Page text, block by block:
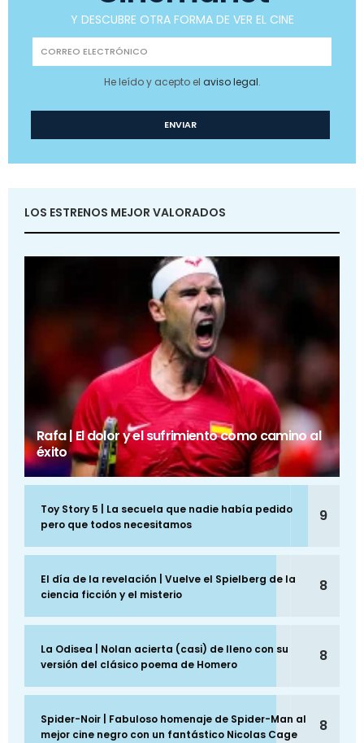
Y DESCUBRE OTRA FORMA DE VER EL CINE
He leído y acepto el aviso legal.
LOS ESTRENOS MEJOR VALORADOS
Rafa | El dolor y el sufrimiento como camino al
éxito
Toy Story 5 | La secuela que nadie había pedido
pero que todos necesitamos
9
El día de la revelación | Vuelve el Spielberg de la
ciencia ficción y el misterio
8
La Odisea | Nolan acierta (casi) de lleno con su
versión del clásico poema de Homero
8
Spider-Noir | Fabuloso homenaje de Spider-Man al
mejor cine negro con un fantástico Nicolas Cage
8